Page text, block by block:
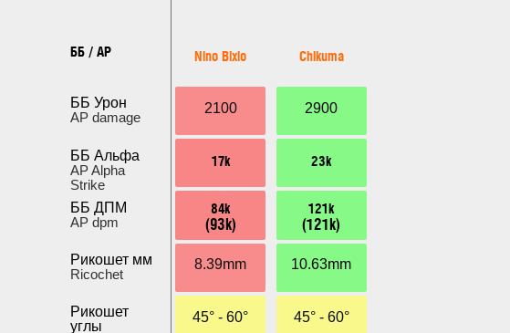
ББ / AP
ББ Урон
AP damage
ББ Альфа
AP Alpha
Strike
ББ ДПМ
AP dpm
Рикошет мм
Ricochet
Рикошет
углы
Nino Bixio
2100
17k
84k
(93k)
8.39mm
45° - 60°
Chikuma
2900
23k
121k
(121k)
10.63mm
45° - 60°